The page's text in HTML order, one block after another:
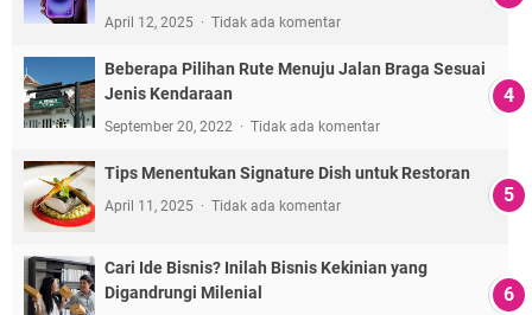
April 12, 2025 Tidak ada komentar
Beberapa Pilihan Rute Menuju Jalan Braga Sesuai
Jenis Kendaraan
September 20, 2022 Tidak ada komentar
Tips Menentukan Signature Dish untuk Restoran
April 11, 2025 Tidak ada komentar
Cari Ide Bisnis? Inilah Bisnis Kekinian yang
Digandrungi Milenial